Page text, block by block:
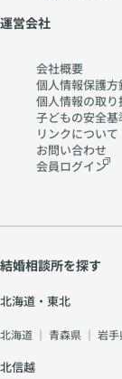
運営会社
会社概要
個人情報保護方
個人情報の取り
子どもの安全基
リンクについて
お問い合わせ
会員ログイン
結婚相談所を探す
北海道・東北
北海道 ｜ 青森県 ｜ 岩手
北信越